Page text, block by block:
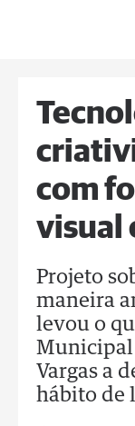
com
visual
Projeto
maneira
levou o
Municipal
Vargas a
hábito de